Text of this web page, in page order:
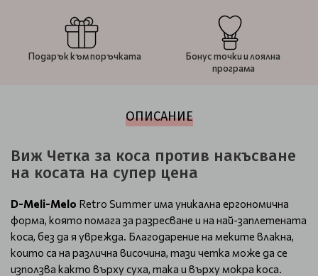
Подарък към поръчката
Бонус точки и лоялна
програма
ОПИСАНИЕ
Виж Четка за коса против накъсване
на косата на супер цена
D-Meli-Melo Retro Summer има уникална ергономична
форма, която помага за разресване и на най-заплетената
коса, без да я уврежда. Благодарение на меките влакна,
които са на различна височина, тази четка може да се
използва както върху суха, така и върху мокра коса.